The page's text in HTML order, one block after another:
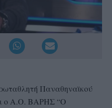
Παναθηναϊκού
ο Α.Ο. ΒΑΡΗΣ “Ο